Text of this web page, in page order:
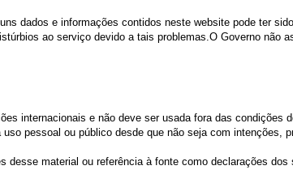
dados e informações contidos neste website pode ter
ao serviço devido a tais problemas.O Governo não
internacionais e não deve ser usada fora das condições
pessoal ou público desde que não seja com intenções,
material ou referência à fonte como declarações dos